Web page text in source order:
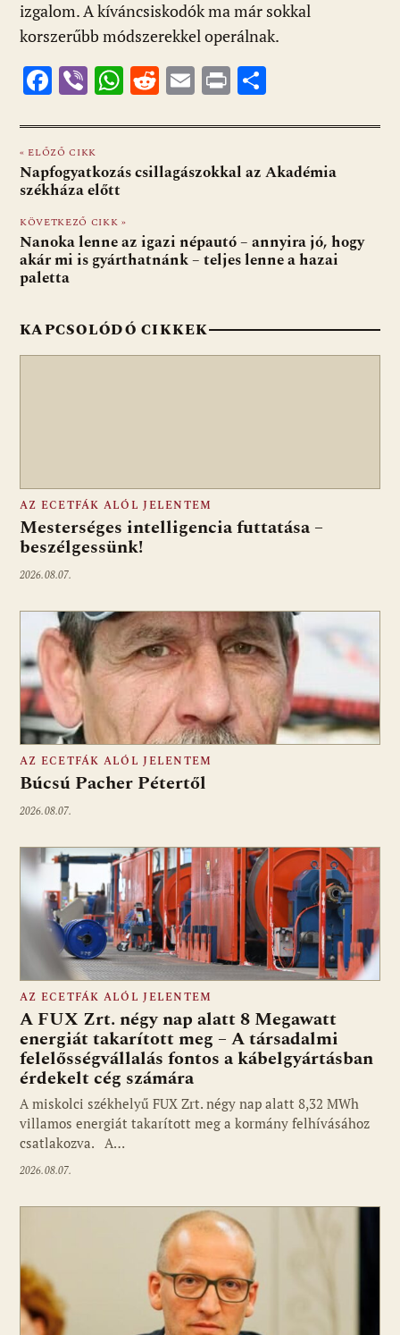
izgalom. A kíváncsiskodók ma már sokkal
korszerűbb módszerekkel operálnak.
F
e
b
o
o
k
Vi
er
W
at
s
p
p
R
d
di
E
ai
l
Pr
t za
m
« ELŐZŐ CIKK
Napfogyatkozás csillagászokkal az Akadémia
székháza előtt
KÖVETKEZŐ CIKK »
Nanoka lenne az igazi népautó – annyira jó, hogy
akár mi is gyárthatnánk – teljes lenne a hazai
paletta
KAPCSOLÓDÓ CIKKEK
AZ ECETFÁK ALÓL JELENTEM
Mesterséges intelligencia futtatása –
beszélgessünk!
2026.08.07.
AZ ECETFÁK ALÓL JELENTEM
Búcsú Pacher Pétertől
2026.08.07.
AZ ECETFÁK ALÓL JELENTEM
A FUX Zrt. négy nap alatt 8 Megawatt
energiát takarított meg – A társadalmi
felelősségvállalás fontos a kábelgyártásban
érdekelt cég számára
A miskolci székhelyű FUX Zrt. négy nap alatt 8,32 MWh
villamos energiát takarított meg a kormány felhívásához
csatlakozva. A…
2026.08.07.